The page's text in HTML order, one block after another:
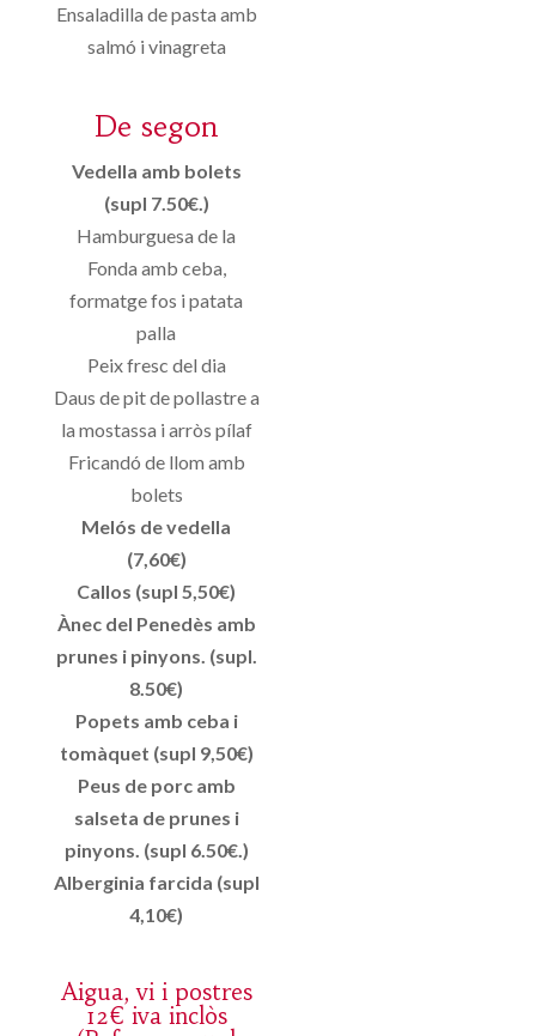
Ensaladilla de pasta amb
salmó i vinagreta
De segon
Vedella amb bolets
(supl 7.50€.)
Hamburguesa de la
Fonda amb ceba,
formatge fos i patata
palla
Peix fresc del dia
Daus de pit de pollastre a
la mostassa i arròs pílaf
Fricandó de llom amb
bolets
Melós de vedella
(7,60€)
Callos (supl 5,50€)
Ànec del Penedès amb
prunes i pinyons. (supl.
8.50€)
Popets amb ceba i
tomàquet (supl 9,50€)
Peus de porc amb
salseta de prunes i
pinyons. (supl 6.50€.)
Alberginia farcida (supl
4,10€)
Aigua, vi i postres
12€ iva inclòs